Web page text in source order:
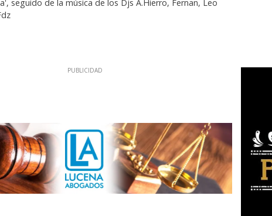
seguido de la música de los Djs A.Hierro, Fernan, Leo